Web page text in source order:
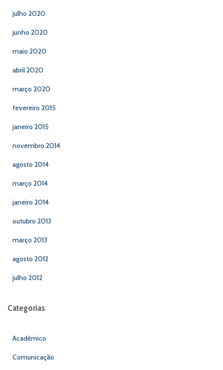
julho 2020
junho 2020
maio 2020
abril 2020
março 2020
fevereiro 2015
janeiro 2015
novembro 2014
agosto 2014
março 2014
janeiro 2014
outubro 2013
março 2013
agosto 2012
julho 2012
Categorias
Acadêmico
Comunicação